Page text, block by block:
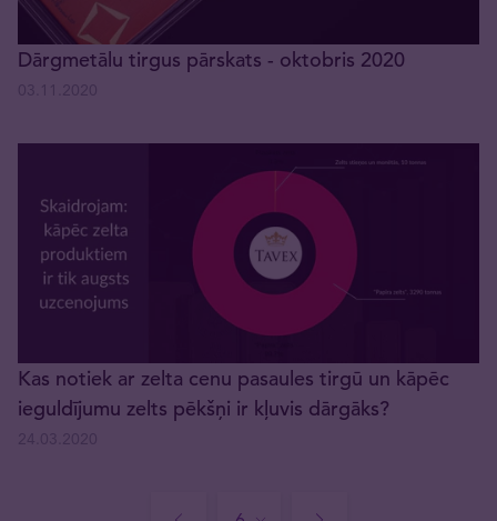
Dārgmetālu tirgus pārskats - oktobris 2020
Kas notiek ar zelta cenu pasaules tirgū un kāpēc
ieguldījumu zelts pēkšņi ir kļuvis dārgāks?